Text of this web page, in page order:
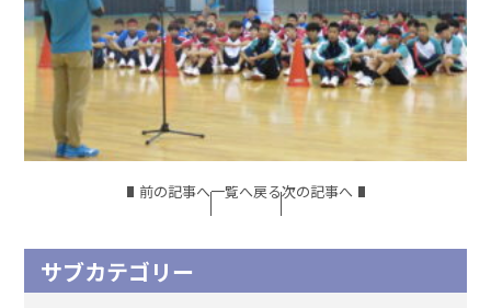
前の記事へ一覧へ戻る次の記事へ
サブカテゴリー